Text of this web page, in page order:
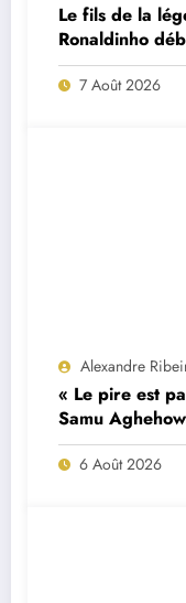
Le fils de la
Ronaldinho
7 Août 2026
Alexandre
« Le pire est
Samu
Porto ?
6 Août 2026